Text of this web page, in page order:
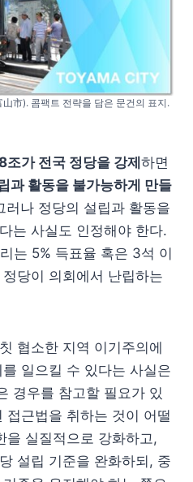
市). 콤팩트 전략을 담은 문건의 표지.
조가 전국 정당을 강제하면
과 활동을 불가능하게 만들
러나 정당의 설립과 활동을
는 사실도 인정해야 한다.
는 5% 득표율 혹은 3석 이
당이 의회에서 난립하는
협소한 지역 이기주의에
일으킬 수 있다는 사실은
경우를 참고할 필요가 있
접근법을 취하는 것이 어떨
을 실질적으로 강화하고,
설립 기준을 완화하되, 중